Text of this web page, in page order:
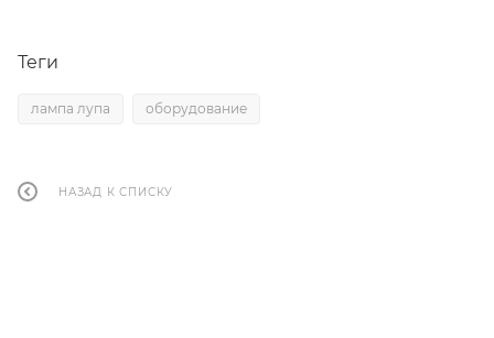
Теги
лампа лупа оборудование
НАЗАД К СПИСКУ